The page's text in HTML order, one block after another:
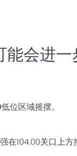
能会进一
位区域摇摆。
104.00关口上方